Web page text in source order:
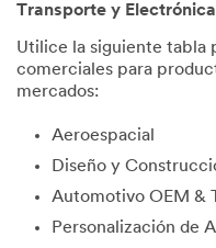
on and
service
offers
from 3M
authoriz
ed third
parties
via email.
acknowl
Transporte y Electrónica
Utilice la siguiente tabla
comerciales para
mercados:
Aeroespacial
Diseño y
Automotivo OEM &
Personalización de